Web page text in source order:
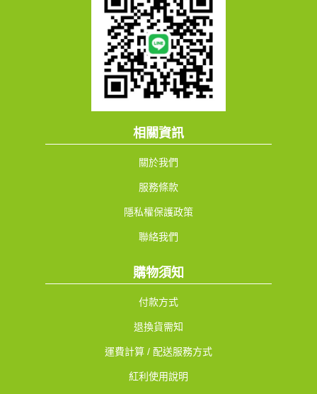
相關資訊
關於我們
服務條款
隱私權保護政策
聯絡我們
購物須知
付款方式
退換貨需知
運費計算 / 配送服務方式
紅利使用說明